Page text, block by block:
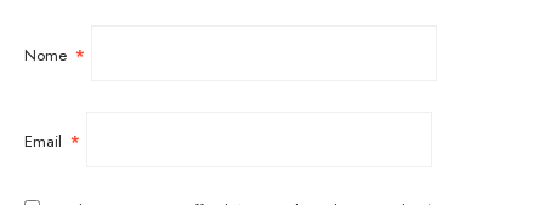
Nome *
Email *